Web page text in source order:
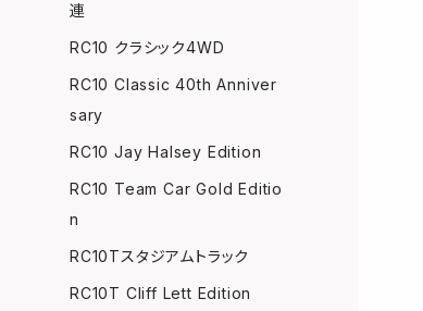
連
RC10 クラシック4WD
RC10 Classic 40th Anniver
sary
RC10 Jay Halsey Edition
RC10 Team Car Gold Editio
n
RC10Tスタジアムトラック
RC10T Cliff Lett Edition